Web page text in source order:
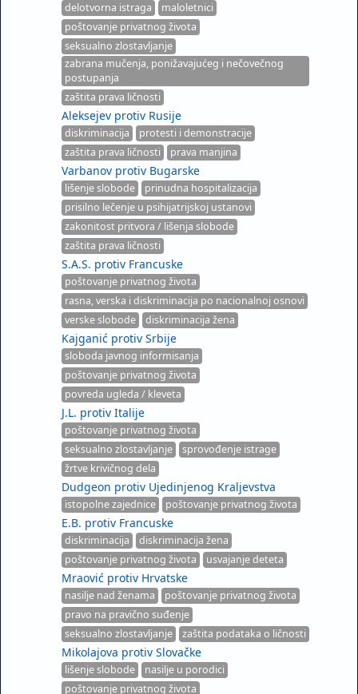
delotvorna istraga
maloletnici
poštovanje privatnog života
seksualno zlostavljanje
zabrana mučenja, ponižavajućeg i nečovečnog
postupanja
zaštita prava ličnosti
Aleksejev protiv Rusije
diskriminacija
protesti i demonstracije
zaštita prava ličnosti
prava manjina
Varbanov protiv Bugarske
lišenje slobode
prinudna hospitalizacija
prisilno lečenje u psihijatrijskoj ustanovi
zakonitost pritvora / lišenja slobode
zaštita prava ličnosti
S.A.S. protiv Francuske
poštovanje privatnog života
rasna, verska i diskriminacija po nacionalnoj osnovi
verske slobode
diskriminacija žena
Kajganić protiv Srbije
sloboda javnog informisanja
poštovanje privatnog života
povreda ugleda / kleveta
J.L. protiv Italije
poštovanje privatnog života
seksualno zlostavljanje
sprovođenje istrage
žrtve krivičnog dela
Dudgeon protiv Ujedinjenog Kraljevstva
istopolne zajednice poštovanje privatnog života
E.B. protiv Francuske
diskriminacija
diskriminacija žena
poštovanje privatnog života
usvajanje deteta
Mraović protiv Hrvatske
nasilje nad ženama
poštovanje privatnog života
pravo na pravično suđenje
seksualno zlostavljanje
zaštita podataka o ličnosti
Mikolajova protiv Slovačke
lišenje slobode
nasilje u porodici
poštovanje privatnog života